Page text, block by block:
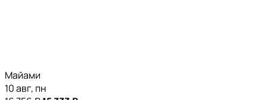
Майами
10 авг, пн